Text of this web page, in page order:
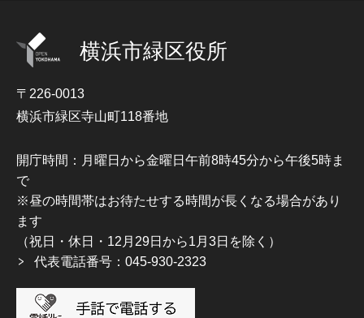
横浜市緑区役所
〒226-0013
横浜市緑区寺山町118番地
開庁時間：月曜日から金曜日午前8時45分から午後5時ま
で
※昼の時間帯はお待たせする時間が長くなる場合があり
ます
（祝日・休日・12月29日から1月3日を除く）
代表電話番号：045-930-2323